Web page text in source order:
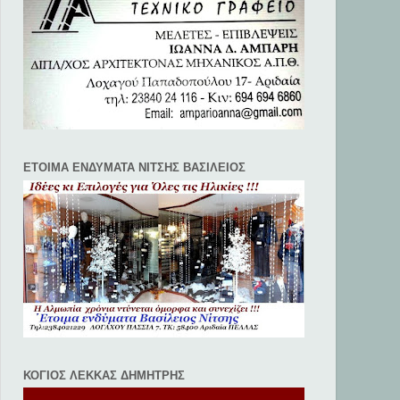
ΕΤΟΙΜΑ ΕΝΔΥΜΑΤΑ ΝΙΤΣΗΣ ΒΑΣΙΛΕΙΟΣ
ΚΟΓΙΟΣ ΛΕΚΚΑΣ ΔΗΜΗΤΡΗΣ